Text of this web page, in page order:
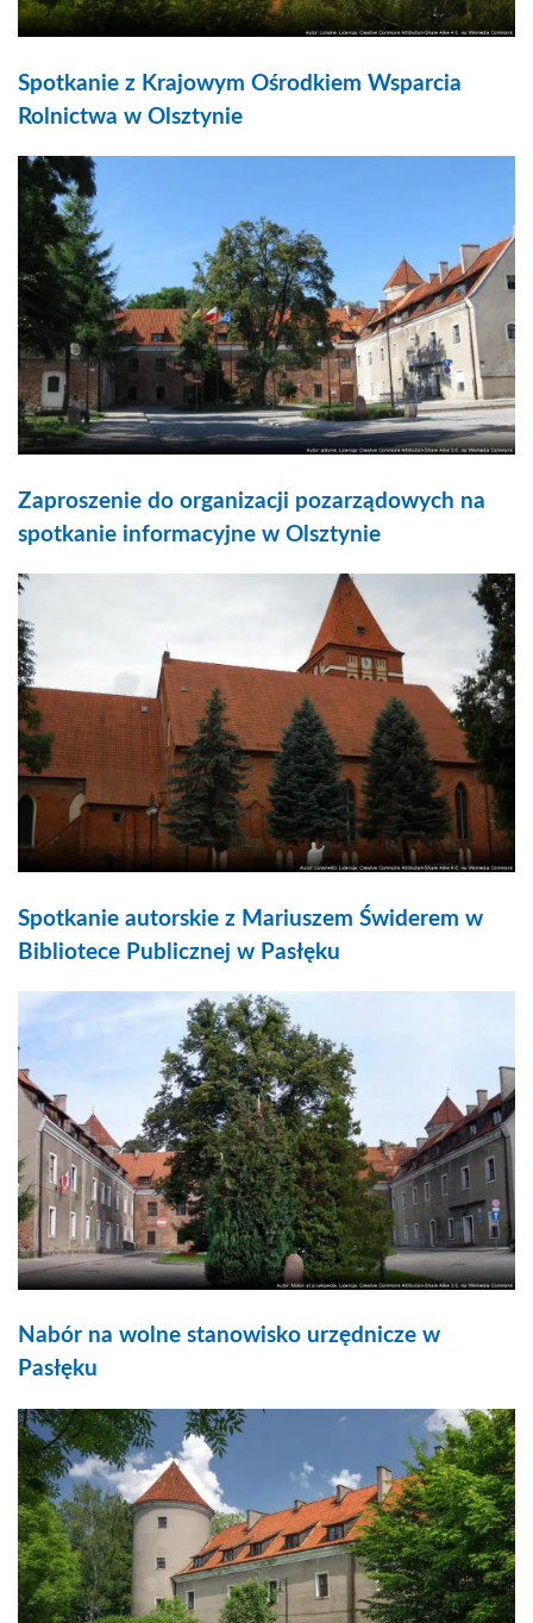
Spotkanie z Krajowym Ośrodkiem Wsparcia
Rolnictwa w Olsztynie
Zaproszenie do organizacji pozarządowych na
spotkanie informacyjne w Olsztynie
Spotkanie autorskie z Mariuszem Świderem w
Bibliotece Publicznej w Pasłęku
Nabór na wolne stanowisko urzędnicze w
Pasłęku